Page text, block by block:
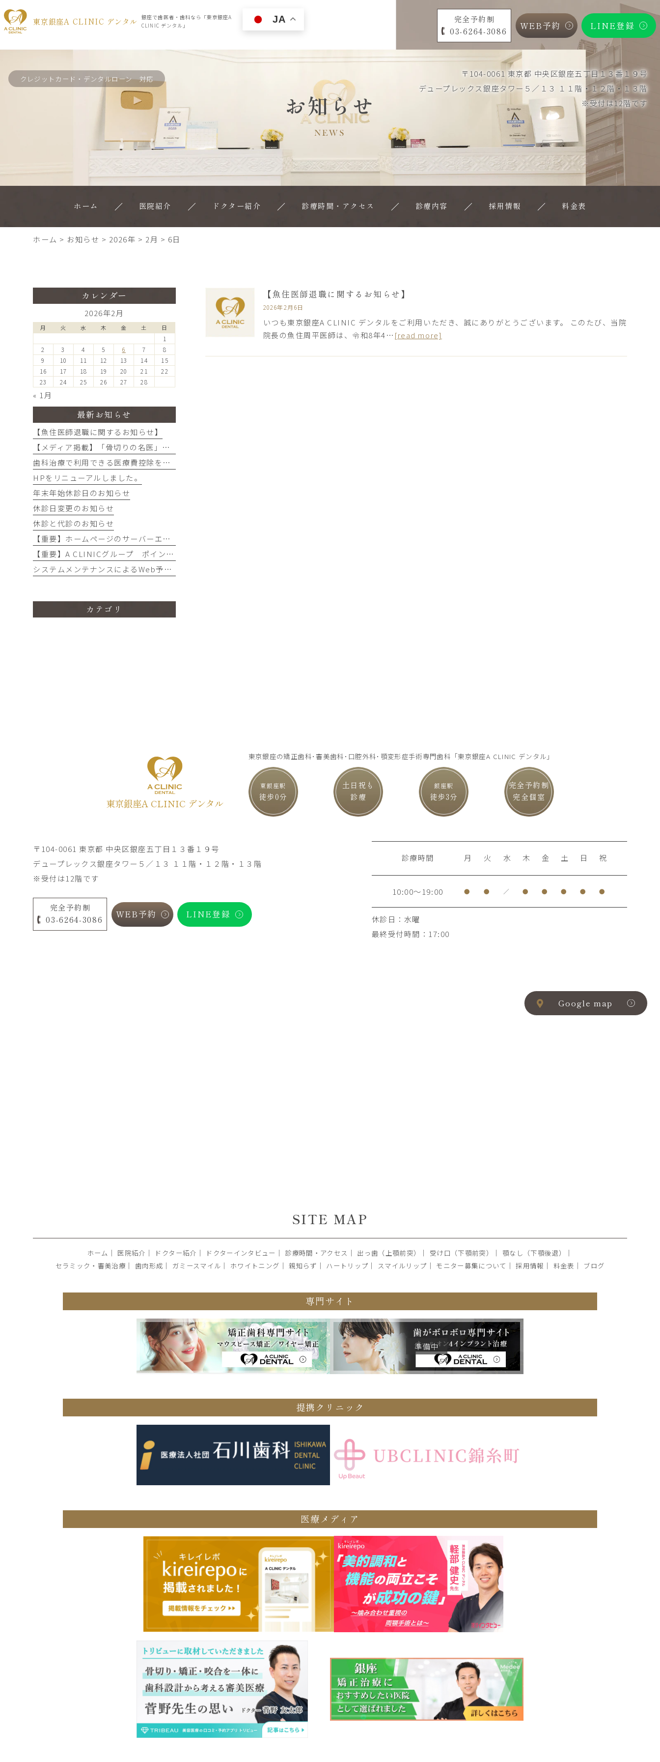
東京銀座A CLINIC デンタル
銀座で歯医者・歯科なら「東京銀座A
CLINIC デンタル」
JA 完全予約制
03-6264-3086
WEB予約 LINE登録
クレジットカード・デンタルローン 対応
〒104-0061 東京都 中央区銀座五丁目１３番１９号
デュープレックス銀座タワー５／１３ １１階・１２階・１３階
※受付は12階です
お知らせ
NEWS
ホーム 医院紹介 ドクター紹介 診療時間・アクセス 診療内容 採用情報 料金表
ホーム > お知らせ > 2026年 > 2月 > 6日
【魚住医師退職に関するお知らせ】
2026年2月6日
いつも東京銀座A CLINIC デンタルをご利用いただき、誠にありがとうございます。 このたび、当院
院長の魚住周平医師は、令和8年4… [read more]
カレンダー
2026年2月
月 火 水 木 金 土 日
« 1月
1
2
3 4 5 6 7
8
9
10 11 12 13 14
15
16
17 18 19 20 21
22
23
24 25 26 27 28
最新お知らせ
【魚住医師退職に関するお知らせ】
【メディア掲載】「骨切りの名医」として、当院の軽部健史医師が『名医のチョイス』に選出・掲載されました
歯科治療で利用できる医療費控除を活用しよう！
HPをリニューアルしました。
年末年始休診日のお知らせ
休診日変更のお知らせ
休診と代診のお知らせ
【重要】ホームページのサーバーエラーによるメール不着のお詫び
【重要】A CLINICグループ ポイントサービス変更に関するお知らせ
システムメンテナンスによるWeb予約・アプリ、電話不通のお知らせ
カテゴリ
東京銀座A CLINIC デンタル
東京銀座の矯正歯科･審美歯科･口腔外科･顎変形症手術専門歯科 「東京銀座A CLINIC デンタル」
東銀座駅
徒歩0分
土日祝も
診療
銀座駅
徒歩3分
完全予約制
完全個室
〒104-0061 東京都 中央区銀座五丁目１３番１９号
デュープレックス銀座タワー５／１３ １１階・１２階・１３階
※受付は12階です
完全予約制
03-6264-3086
WEB予約 LINE登録
診療時間 月 火 水 木 金 土 日 祝
10:00～19:00 ● ● ／ ● ● ● ● ●
休診日：水曜
最終受付時間：17:00
Google map
SITE MAP
ホーム ｜ 医院紹介 ｜ ドクター紹介 ｜ ドクターインタビュー ｜ 診療時間・アクセス ｜ 出っ歯（上顎前突） ｜ 受け口（下顎前突） ｜ 顎なし（下顎後退）
｜
セラミック・審美治療 ｜ 歯肉形成 ｜ ガミースマイル ｜ ホワイトニング ｜ 親知らず ｜ ハートリップ ｜ スマイルリップ ｜ モニター募集について ｜採用情報 ｜ 料金表 ｜ ブログ
専門サイト
提携クリニック
医療メディア